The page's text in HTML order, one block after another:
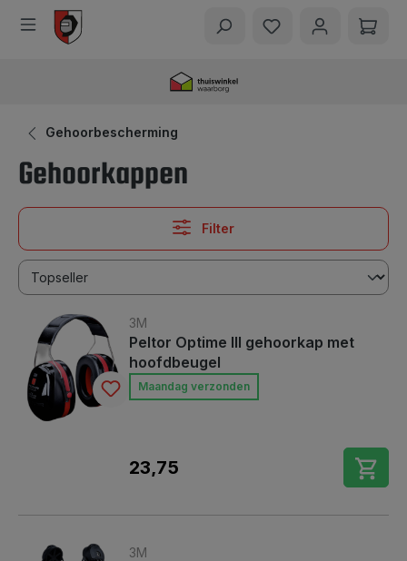
Gehoorbescherming
Gehoorkappen
Filter
3M
Peltor Optime lll gehoorkap met
hoofdbeugel
Maandag verzonden
23,75
3M